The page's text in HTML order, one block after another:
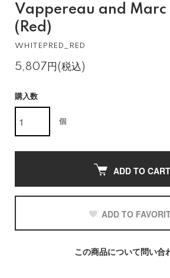
Vappereau and Marc
(Red)
WHITEPRED_RED
5,807円(税込)
購入数
個
ADD TO CART
ADD TO
この商品について問い合